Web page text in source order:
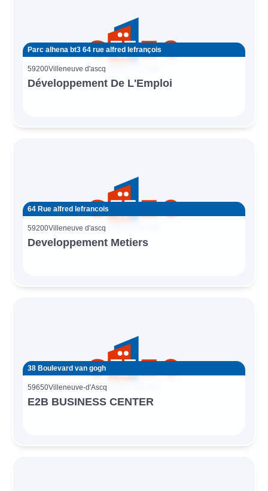
Parc alhena bt3 64 rue alfred lefrançois
59200Villeneuve d'ascq
Développement De L'Emploi
64 Rue alfred lefrancois
59200Villeneuve d'ascq
Developpement Metiers
38 Boulevard van gogh
59650Villeneuve-d'Ascq
E2B BUSINESS CENTER